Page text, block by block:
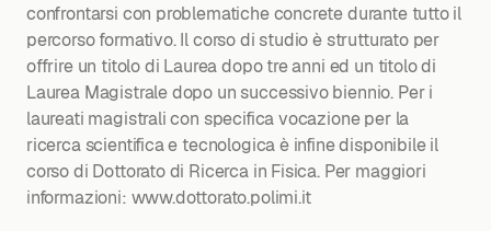
confrontarsi con problematiche concrete durante tutto il
percorso formativo. Il corso di studio è strutturato per
offrire un titolo di Laurea dopo tre anni ed un titolo di
Laurea Magistrale dopo un successivo biennio. Per i
laureati magistrali con specifica vocazione per la
ricerca scientifica e tecnologica è infine disponibile il
corso di Dottorato di Ricerca in Fisica. Per maggiori
informazioni: www.dottorato.polimi.it